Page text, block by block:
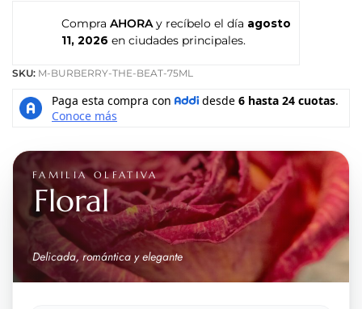
Compra AHORA y recíbelo el día agosto
11, 2026 en ciudades principales.
SKU: M-BURBERRY-THE-BEAT-75ML
FAMILIA OLFATIVA
Floral
Delicada, romántica y elegante